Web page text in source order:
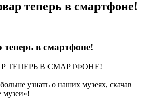
теперь в смартфоне!
в смартфоне!
ТЕПЕРЬ В СМАРТФОНЕ!
узнать о наших музеях, скачав
музеи»!